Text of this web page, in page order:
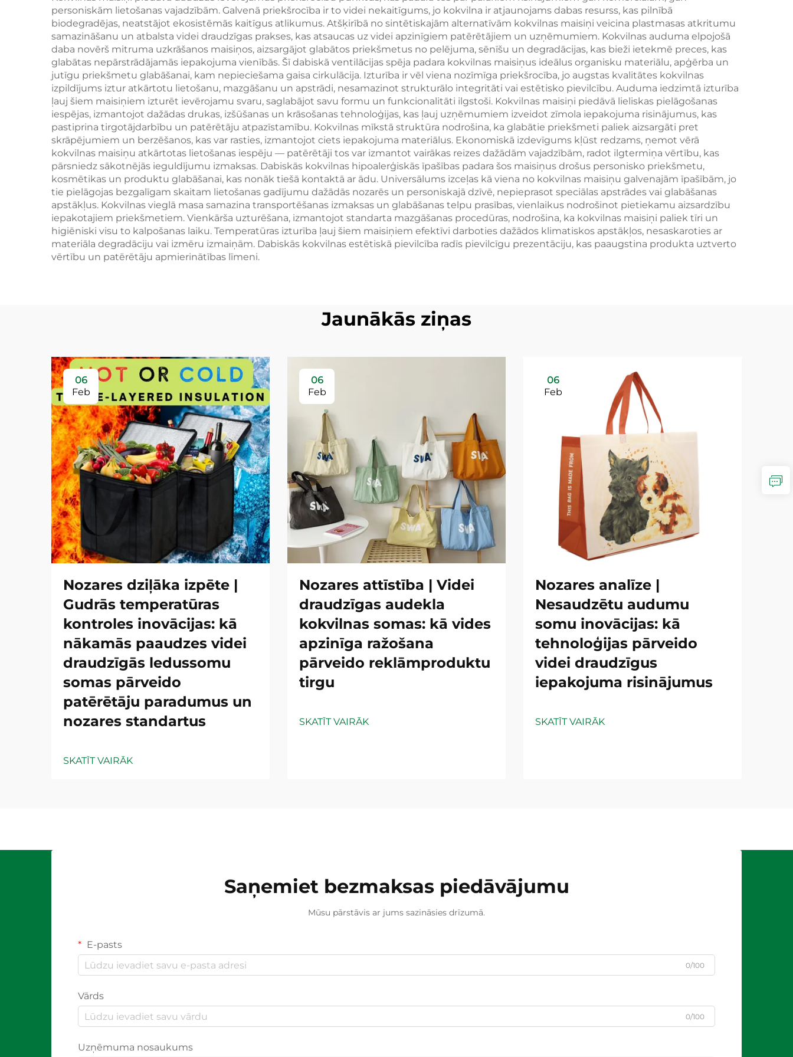
izstrādājumiem
zīmola veidošanai
lietošanai
personiskām lietošanas vajadzībām. Galvenā priekšrocība ir to videi nekaitīgums, jo kokvilna ir atjaunojams dabas resurss, kas pilnībā
biodegradējas, neatstājot ekosistēmās kaitīgus atlikumus. Atšķirībā no sintētiskajām alternatīvām kokvilnas maisiņi veicina plastmasas atkritumu
samazināšanu un atbalsta videi draudzīgas prakses, kas atsaucas uz videi apzinīgiem patērētājiem un uzņēmumiem. Kokvilnas auduma elpojošā
daba novērš mitruma uzkrāšanos maisiņos, aizsargājot glabātos priekšmetus no pelējuma, sēnīšu un degradācijas, kas bieži ietekmē preces, kas
glabātas nepārstrādājamās iepakojuma vienībās. Šī dabiskā ventilācijas spēja padara kokvilnas maisiņus ideālus organisku materiālu, apģērba un
jutīgu priekšmetu glabāšanai, kam nepieciešama gaisa cirkulācija. Izturība ir vēl viena nozīmīga priekšrocība, jo augstas kvalitātes kokvilnas
izpildījums iztur atkārtotu lietošanu, mazgāšanu un apstrādi, nesamazinot strukturālo integritāti vai estētisko pievilcību. Auduma iedzimtā izturība
ļauj šiem maisiņiem izturēt ievērojamu svaru, saglabājot savu formu un funkcionalitāti ilgstoši. Kokvilnas maisiņi piedāvā lieliskas pielāgošanas
iespējas, izmantojot dažādas drukas, izšūšanas un krāsošanas tehnoloģijas, kas ļauj uzņēmumiem izveidot zīmola iepakojuma risinājumus, kas
pastiprina tirgotājdarbību un patērētāju atpazīstamību. Kokvilnas mīkstā struktūra nodrošina, ka glabātie priekšmeti paliek aizsargāti pret
skrāpējumiem un berzēšanos, kas var rasties, izmantojot ciets iepakojuma materiālus. Ekonomiskā izdevīgums kļūst redzams, ņemot vērā
kokvilnas maisiņu atkārtotas lietošanas iespēju — patērētāji tos var izmantot vairākas reizes dažādām vajadzībām, radot ilgtermiņa vērtību, kas
pārsniedz sākotnējās ieguldījumu izmaksas. Dabiskās kokvilnas hipoalerģiskās īpašības padara šos maisiņus drošus personisko priekšmetu,
kosmētikas un produktu glabāšanai, kas nonāk tiešā kontaktā ar ādu. Universālums izceļas kā viena no kokvilnas maisiņu galvenajām īpašībām, jo
tie pielāgojas bezgalīgam skaitam lietošanas gadījumu dažādās nozarēs un personiskajā dzīvē, nepieprasot speciālas apstrādes vai glabāšanas
apstākļus. Kokvilnas vieglā masa samazina transportēšanas izmaksas un glabāšanas telpu prasības, vienlaikus nodrošinot pietiekamu aizsardzību
iepakotajiem priekšmetiem. Vienkārša uzturēšana, izmantojot standarta mazgāšanas procedūras, nodrošina, ka kokvilnas maisiņi paliek tīri un
higiēniski visu to kalpošanas laiku. Temperatūras izturība ļauj šiem maisiņiem efektīvi darboties dažādos klimatiskos apstākļos, nesaskaroties ar
materiāla degradāciju vai izmēru izmaiņām. Dabiskās kokvilnas estētiskā pievilcība radīs pievilcīgu prezentāciju, kas paaugstina produkta uztverto
vērtību un patērētāju apmierinātības līmeni.
Jaunākās ziņas
06
Feb
Nozares dziļāka izpēte |
Gudrās temperatūras
kontroles inovācijas: kā
nākamās paaudzes videi
draudzīgās ledussomu
somas pārveido
patērētāju paradumus un
nozares standartus
SKATĪT VAIRĀK
06
Feb
Nozares attīstība | Videi
draudzīgas audekla
kokvilnas somas: kā vides
apzinīga ražošana
pārveido reklāmproduktu
tirgu
SKATĪT VAIRĀK
06
Feb
Nozares analīze |
Nesaudzētu audumu
somu inovācijas: kā
tehnoloģijas pārveido
videi draudzīgus
iepakojuma risinājumus
SKATĪT VAIRĀK
Saņemiet bezmaksas piedāvājumu
Mūsu pārstāvis ar jums sazināsies drīzumā.
E-pasts
0/100
Vārds
0/100
Uzņēmuma nosaukums